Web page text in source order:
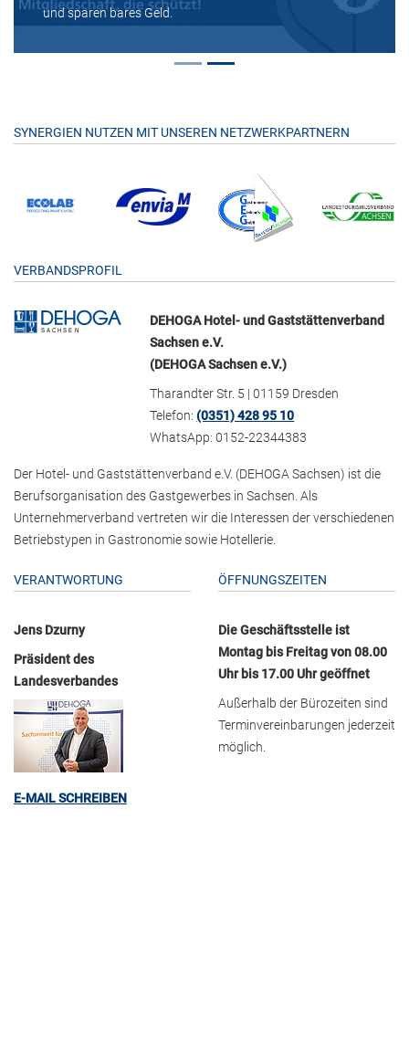
und sparen bares Geld.
SYNERGIEN NUTZEN MIT UNSEREN NETZWERKPARTNERN
VERBANDSPROFIL
DEHOGA Hotel- und Gaststättenverband
Sachsen e.V.
(DEHOGA Sachsen e.V.)
Tharandter Str. 5 | 01159 Dresden
Telefon:(0351) 428 95 10
WhatsApp: 0152-22344383
Der Hotel- und Gaststättenverband e.V. (DEHOGA Sachsen) ist die
Berufsorganisation des Gastgewerbes in Sachsen. Als
Unternehmerverband vertreten wir die Interessen der verschiedenen
Betriebstypen in Gastronomie sowie Hotellerie.
VERANTWORTUNG
Jens Dzurny
Präsident des
Landesverbandes
E-MAIL SCHREIBEN
ÖFFNUNGSZEITEN
Die Geschäftsstelle ist
Montag bis Freitag von 08.00
Uhr bis 17.00 Uhr geöffnet
Außerhalb der Bürozeiten sind
Terminvereinbarungen jederzeit
möglich.